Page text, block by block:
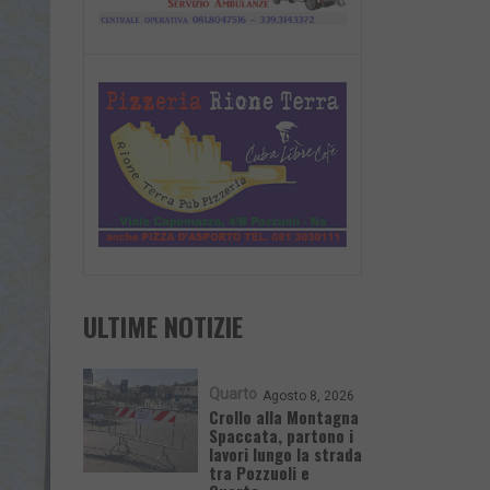
ULTIME NOTIZIE
Quarto Agosto 8, 2026
Crollo alla Montagna
Spaccata, partono i
lavori lungo la strada
tra Pozzuoli e